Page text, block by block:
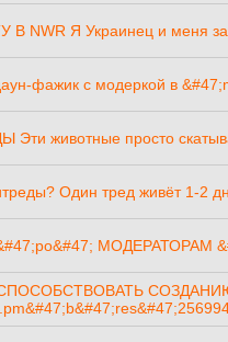
NWR Я Украинец и меня
фажик с модеркой в
животные просто
Один тред живёт 1-2
МОДЕРАТОРАМ